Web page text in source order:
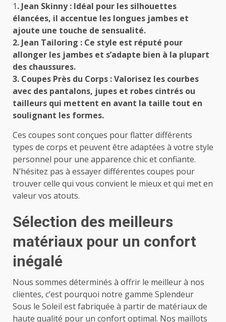
1. Jean Skinny : Idéal pour les silhouettes
élancées, il accentue les longues jambes et
ajoute une touche de sensualité.
2. Jean Tailoring : Ce style est réputé pour
allonger les jambes et s’adapte bien à la plupart
des chaussures.
3. Coupes Près du Corps : Valorisez les courbes
avec des pantalons, jupes et robes cintrés ou
tailleurs qui mettent en avant la taille tout en
soulignant les formes.
Ces coupes sont conçues pour flatter différents
types de corps et peuvent être adaptées à votre style
personnel pour une apparence chic et confiante.
N’hésitez pas à essayer différentes coupes pour
trouver celle qui vous convient le mieux et qui met en
valeur vos atouts.
Sélection des meilleurs
matériaux pour un confort
inégalé
Nous sommes déterminés à offrir le meilleur à nos
clientes, c’est pourquoi notre gamme Splendeur
Sous le Soleil est fabriquée à partir de matériaux de
haute qualité pour un confort optimal. Nos maillots